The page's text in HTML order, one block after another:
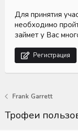
Для принятия
необходимо
займет у Вас
Регистрация
Frank Garrett
Трофеи